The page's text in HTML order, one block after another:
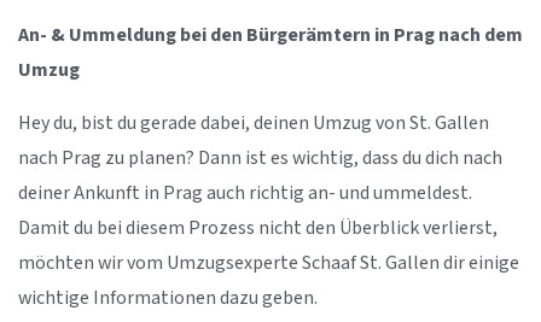
An- & Ummeldung bei den Bürgerämtern in Prag nach dem
Umzug
Hey du, bist du gerade dabei, deinen Umzug von St. Gallen
nach Prag zu planen? Dann ist es wichtig, dass du dich nach
deiner Ankunft in Prag auch richtig an- und ummeldest.
Damit du bei diesem Prozess nicht den Überblick verlierst,
möchten wir vom Umzugsexperte Schaaf St. Gallen dir einige
wichtige Informationen dazu geben.